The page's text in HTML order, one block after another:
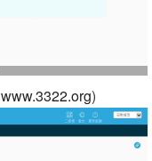
www.3322.org)